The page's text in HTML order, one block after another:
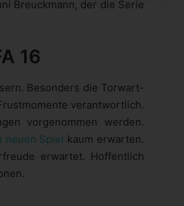
Breuckmann, der die Serie
16
Besonders die Torwart-
verantwortlich.
vorgenommen werden.
neuen Spiel kaum erwarten.
erwartet. Hoffentlich